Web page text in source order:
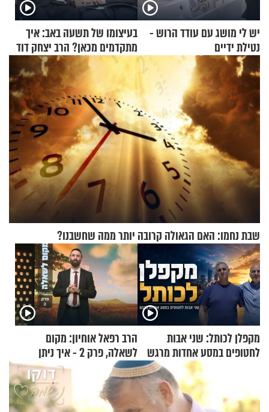
יש לי מושג עם עודד הרוש -
נטילת ידיים
בעיצומו של תשעה באב: איך
מתקדמים מכאן? הרב יצחק דוד
גרוסמן בשיחה מיוחדת
שבת נחמו: האם הגאולה קרובה יותר ממה שחשבנו?
מקפלן לכותל: שני אבות
לחטופים במסע אחדות מרגש
הרב רפאל אוחיון: מקום
לשאלה, פרק 2 - איך ניתן
להוכיח שהתורה משמיים?